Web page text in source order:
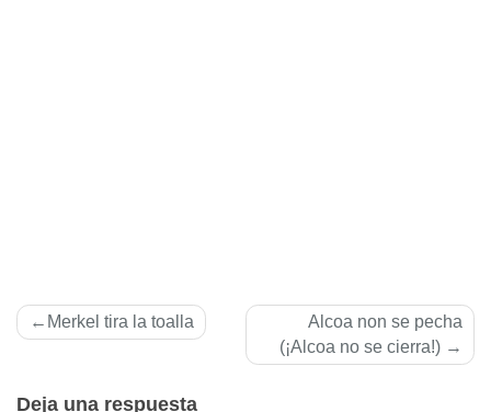
Navegación
Merkel tira la toalla
Alcoa non se pecha
(¡Alcoa no se cierra!)
Deja una respuesta